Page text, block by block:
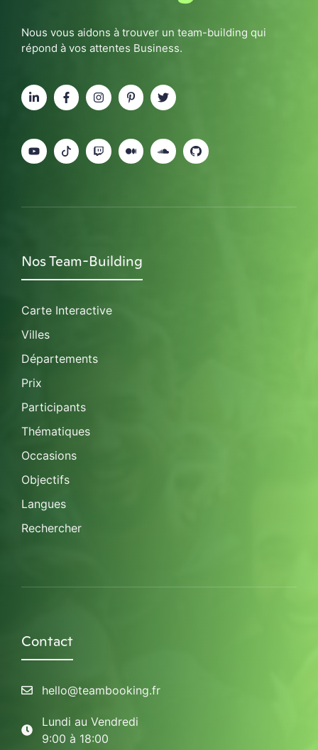
Nous vous aidons à trouver un team-building qui
répond à vos attentes Business.
Nos Team-Building
Carte Interactive
Villes
Départements
Prix
Participants
Thématiques
Occasions
Objectifs
Langues
Rechercher
Contact
hello@teambooking.fr
Lundi au Vendredi
9:00 à 18:00